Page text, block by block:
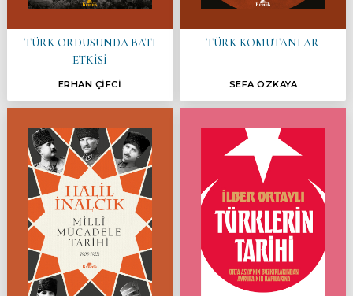
TÜRK ORDUSUNDA BATI
ETKİSİ
ERHAN ÇİFCİ
TÜRK KOMUTANLAR
SEFA ÖZKAYA